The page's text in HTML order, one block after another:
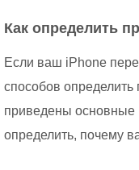
Как определить
Если ваш iPhone
способов
приведены основные
определить, почему